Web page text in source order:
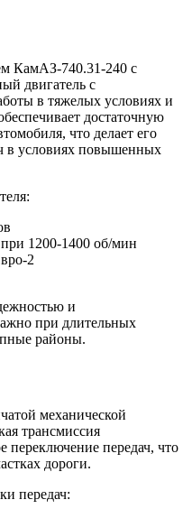
КамАЗ-740.31-240 с
двигатель с
в тяжелых условиях и
достаточную
что делает его
в условиях повышенных
1200-1400 об/мин
2
и
при длительных
районы.
механической
трансмиссия
переключение передач, что
дороги.
передач: